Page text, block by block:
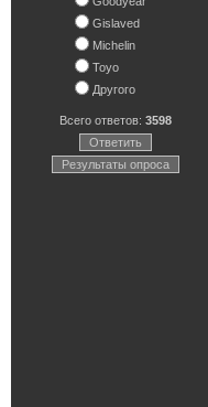
Gislaved
Michelin
Toyo
Другого
Всего ответов: 3598
Ответить
Результаты опроса